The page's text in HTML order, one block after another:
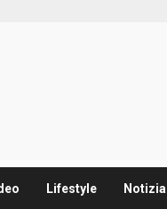
Lifestyle